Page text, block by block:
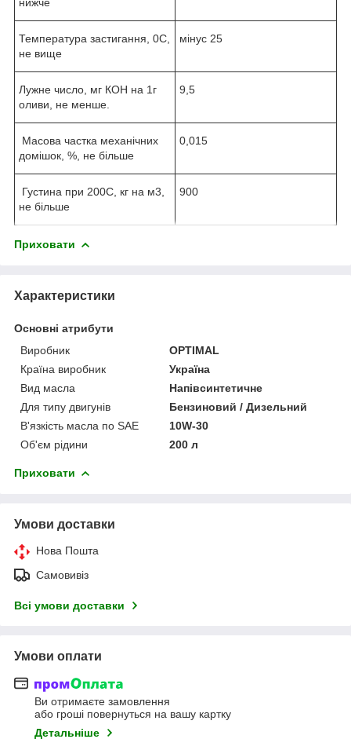
Температура застигання, 0С,
не вище
мінус 25
Лужне число, мг КОН на 1г
оливи, не менше.
9,5
Масова частка механічних
домішок, %, не більше
0,015
Густина при 200С, кг на м3
не більше
900
Приховати
Характеристики
Основні атрибути
Виробник
OPTIMAL
Країна виробник
Україна
Вид масла
Напівсинтетичне
Для типу двигунів
Бензиновий / Дизельний
В'язкість масла по SAE
10W-30
Об'єм рідини
200 л
Приховати
Умови доставки
Нова Пошта
Самовивіз
Всі умови доставки
Умови оплати
Ви отримаєте замовлення
або гроші повернуться на вашу картку
Детальніше